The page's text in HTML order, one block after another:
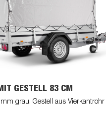
GESTELL 83 CM
grau. Gestell aus